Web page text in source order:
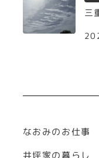
三
なおみのお仕事
井坪家の暮らし